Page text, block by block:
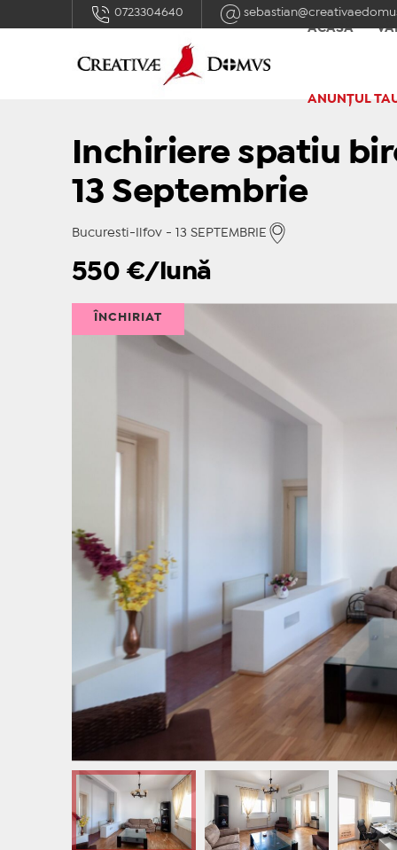
0723304640
ACASĂ
ANUNȚUL
Inchiriere spatiu
13 Septembrie
Bucuresti-Ilfov - 13 SEPTEMBRIE
550 €/lună
ÎNCHIRIAT